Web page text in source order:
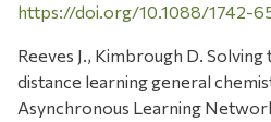
https://doi.org/10.1088/1742-
Reeves J., Kimbrough D.
distance learning general
Asynchronous Learning